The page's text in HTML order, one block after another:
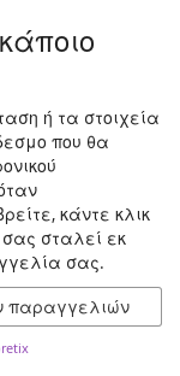
ή τα στοιχεία
που θα
κάντε κλικ
σταλεί εκ
σας.
παραγγελιών